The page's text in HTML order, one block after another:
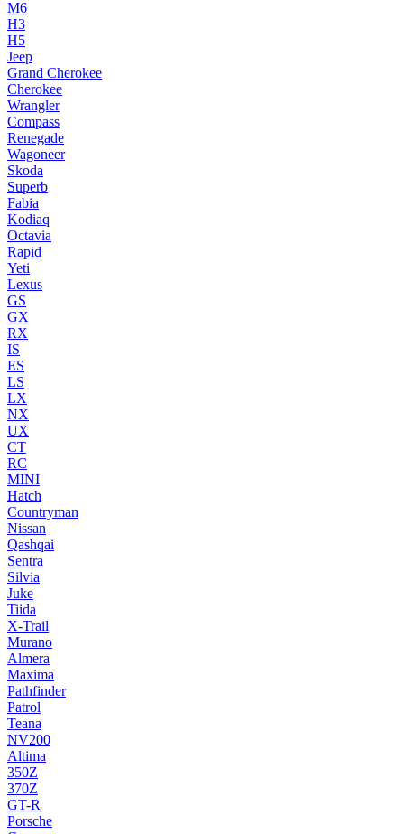
M6
H3
H5
Jeep
Grand Cherokee
Cherokee
Wrangler
Compass
Renegade
Wagoneer
Skoda
Superb
Fabia
Kodiaq
Octavia
Rapid
Yeti
Lexus
GS
GX
RX
IS
ES
LS
LX
NX
UX
CT
RC
MINI
Hatch
Countryman
Nissan
Qashqai
Sentra
Silvia
Juke
Tiida
X-Trail
Murano
Almera
Maxima
Pathfinder
Patrol
Teana
NV200
Altima
350Z
370Z
GT-R
Porsche